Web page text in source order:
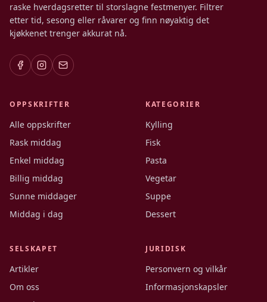
raske hverdagsretter til storslagne festmenyer. Filtrer
etter tid, sesong eller råvarer og finn nøyaktig det
kjøkkenet trenger akkurat nå.
OPPSKRIFTER
Alle oppskrifter
Rask middag
Enkel middag
Billig middag
Sunne middager
Middag i dag
KATEGORIER
Kylling
Fisk
Pasta
Vegetar
Suppe
Dessert
SELSKAPET
Artikler
Om oss
JURIDISK
Personvern og vilkår
Informasjonskapsler